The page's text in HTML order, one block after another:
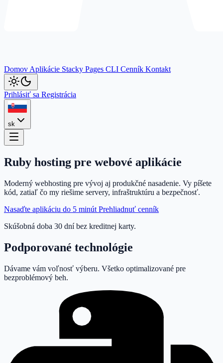
Domov Aplikácie Stacky Pages CLI Cenník Kontakt
Prihlásiť sa Registrácia
sk
Ruby hosting pre webové aplikácie
Moderný webhosting pre vývoj aj produkčné nasadenie. Vy píšete
kód, zatiaľ čo my riešime servery, infraštruktúru a bezpečnosť.
Nasaďte aplikáciu do 5 minút Prehliadnuť cenník
Skúšobná doba 30 dní bez kreditnej karty.
Podporované technológie
Dávame vám voľnosť výberu. Všetko optimalizované pre
bezproblémový beh.